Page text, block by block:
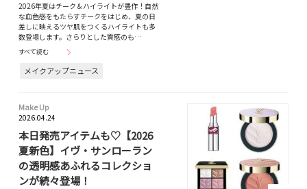
2026年夏はチーク＆ハイライトが豊作！自然
な血色感をもたらすチークをはじめ、夏の日
差しに映えるツヤ肌をつくるハイライトも多
数登場します。さらりとした質感のも…
すべて読む
メイクアップニュース
Make Up
2026.04.24
本日発売アイテムも♡【2026
夏新色】イヴ・サンローラン
の透明感あふれるコレクショ
ンが続々登場！